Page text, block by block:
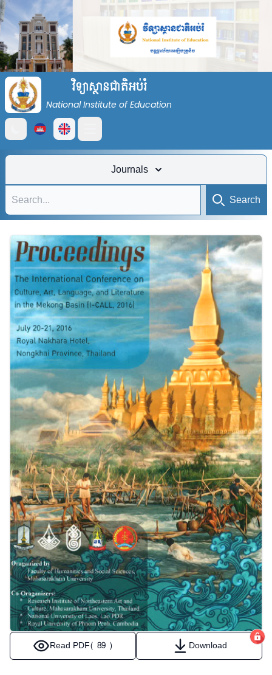
វិទ្យាស្ថានជាតិអប់រំ
National Institute of Education
Open main menu
Journals
Search
Read PDF( 89 ) Download